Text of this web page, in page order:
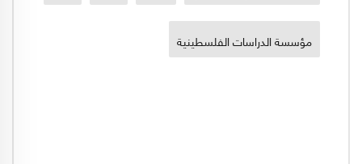
مؤسسة الدراسات الفلسطينية